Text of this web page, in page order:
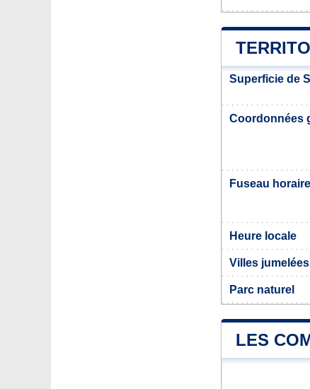
Superficie de
Coordonnées
Fuseau horaire
Heure locale
Villes
Parc naturel
LES